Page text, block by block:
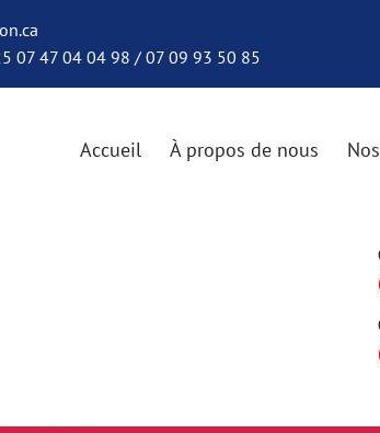
07 47 04 04 98 / 07 09 93 50 85
Accueil À propos de nous